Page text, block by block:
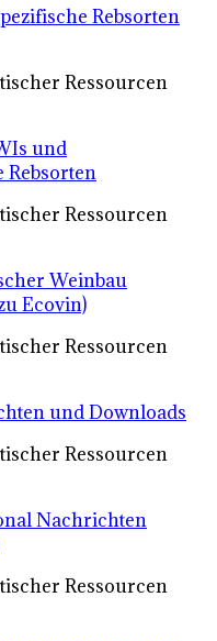
Rebsorten
Ressourcen
und
Rebsorten
Ressourcen
Weinbau
Ecovin)
Ressourcen
und Downloads
Ressourcen
Nachrichten
Ressourcen